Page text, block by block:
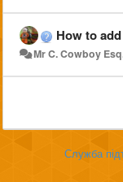
How to
Mr C. Cowboy
Служба